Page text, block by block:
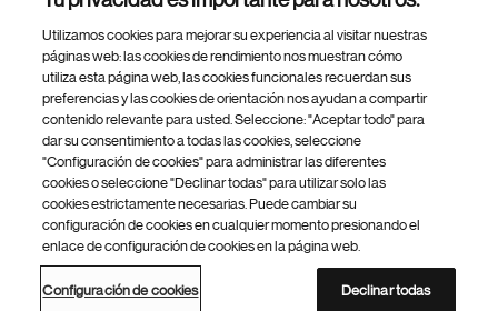
Footer Site Search
inferior
del
© 2026 Novartis AG
Política de privacidad Términos de uso
Accesibilidad
Configuración de cookies
Mapa del sitio
Utilizamos cookies para mejorar su experiencia al visitar nuestras
páginas web: las cookies de rendimiento nos muestran cómo
utiliza esta página web, las cookies funcionales recuerdan sus
preferencias y las cookies de orientación nos ayudan a compartir
contenido relevante para usted. Seleccione: "Aceptar todo" para
dar su consentimiento a todas las cookies, seleccione
"Configuración de cookies" para administrar las diferentes
cookies o seleccione "Declinar todas" para utilizar solo las
cookies estrictamente necesarias. Puede cambiar su
configuración de cookies en cualquier momento presionando el
enlace de configuración de cookies en la página web.
Configuración de cookies Declinar todas